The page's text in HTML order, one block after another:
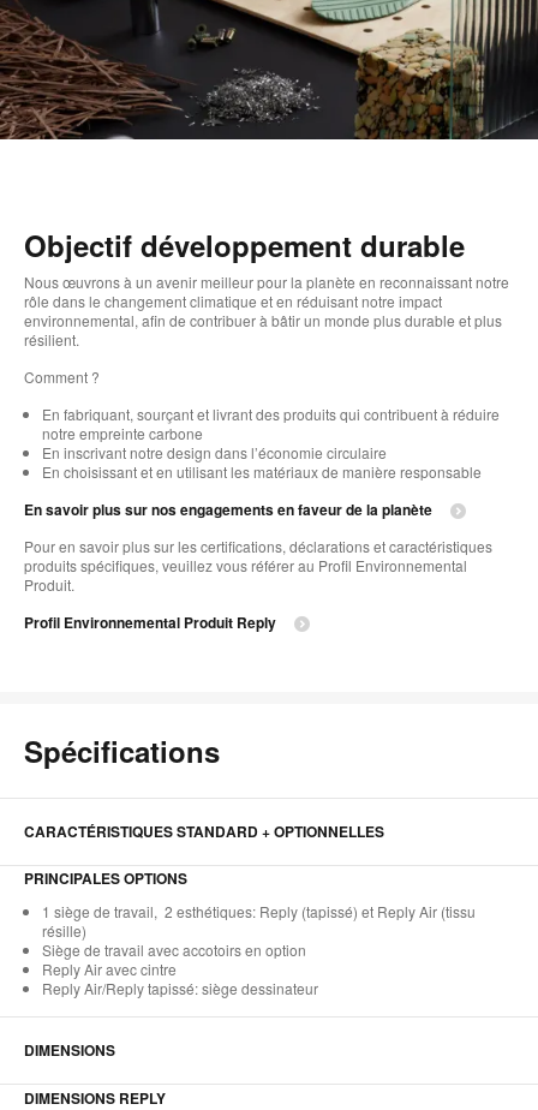
Objectif développement durable
Nous œuvrons à un avenir meilleur pour la planète en reconnaissant notre
rôle dans le changement climatique et en réduisant notre impact
environnemental, afin de contribuer à bâtir un monde plus durable et plus
résilient. ​
Comment ?​
En fabriquant, sourçant et livrant des produits qui contribuent à réduire
notre empreinte carbone
En inscrivant notre design dans l’économie circulaire​
En choisissant et en utilisant les matériaux de manière responsable
En savoir plus sur nos engagements en faveur de la planète
Pour en savoir plus sur les certifications, déclarations et caractéristiques
produits spécifiques, veuillez vous référer au Profil Environnemental
Produit.
Profil Environnemental Produit Reply
Spécifications
CARACTÉRISTIQUES STANDARD + OPTIONNELLES
PRINCIPALES OPTIONS
1 siège de travail, 2 esthétiques: Reply (tapissé) et Reply Air (tissu
résille)
Siège de travail avec accotoirs en option
Reply Air avec cintre
Reply Air/Reply tapissé: siège dessinateur
DIMENSIONS
DIMENSIONS REPLY